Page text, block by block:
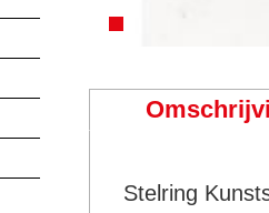
Stelring